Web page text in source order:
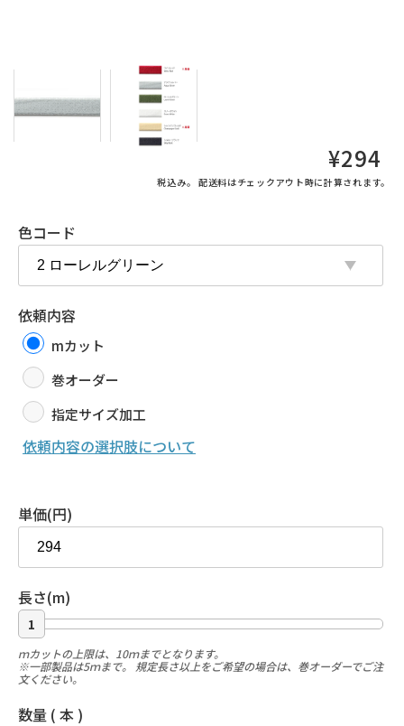
通
常
¥294
税込み。 配送料はチェックアウト時に計算されます。
依頼内容の選択肢について
色コード
依頼内容
mカット
巻オーダー
指定サイズ加工
単価(円)
長さ(m)
1
ｍカットの上限は、10ｍまでとなります。
※一部製品は5ｍまで。 規定長さ以上をご希望の場合は、巻オーダーでご注
文ください。
数量 ( 本 )